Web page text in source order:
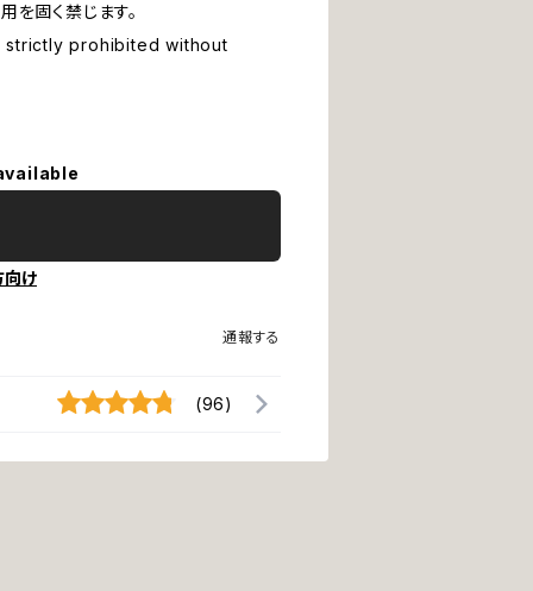
固く禁じます。
prohibited without
向け
通報する
(96)